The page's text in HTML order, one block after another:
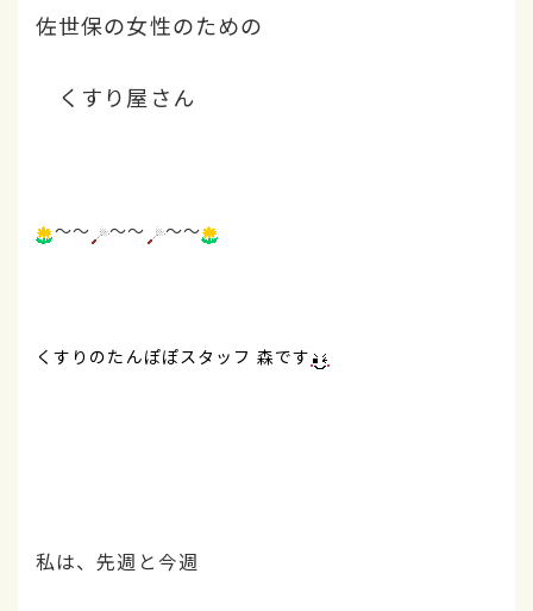
佐世保の女性のための
くすり屋さん
～～ ～～ ～～
くすりのたんぽぽスタッフ 森です
私は、先週と今週